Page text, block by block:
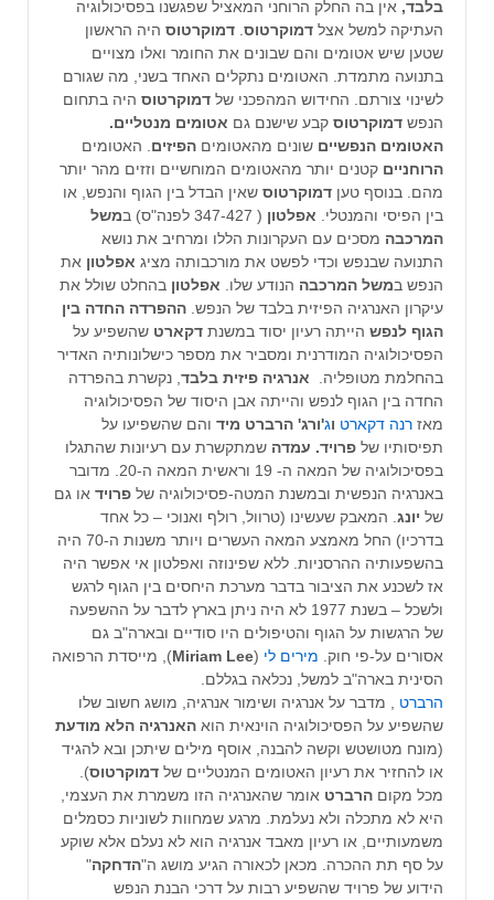
בלבד, אין בה החלק הרוחני המאציל שפגשנו בפסיכולוגיה
העתיקה למשל אצל דמוקרטוס דמוקרטוס היה הראשון
שטען שיש אטומים והם שבונים את החומר ואלו מצויים
בתנועה מתמדת. האטומים נתקלים האחד בשני, מה שגורם
לשינוי צורתם. החידוש המהפכני של דמוקרטוס היה בתחום
הנפש דמוקרטוס קבע שישנם גם אטומים מנטליים.
האטומים הנפשיים שונים מהאטומים הפיזים . האטומים
הרוחניים קטנים יותר מהאטומים המוחשיים וזזים מהר יותר
מהם. בנוסף טען דמוקרטוס שאין הבדל בין הגוף והנפש, או
בין הפיסי והמנטלי. אפלטון ( 347-427 לפנה"ס) ב
משל
המרכבה מסכים עם העקרונות הללו ומרחיב את נושא
התנועה שבנפש וכדי לפשט את מורכבותה מציג אפלטון את
הנפש במשל המרכבה הנודע שלו. אפלטון בהחלט שולל את
עיקרון האנרגיה הפיזית בלבד של הנפש. ההפרדה החדה בין
הגוף לנפש הייתה רעיון יסוד במשנת דקארט שהשפיע על
הפסיכולוגיה המודרנית ומסביר את מספר כישלונותיה האדיר
בהחלמת מטופליה. אנרגיה פיזית בלבד , נקשרת בהפרדה
החדה בין הגוף לנפש והייתה אבן היסוד של הפסיכולוגיה
מאז רנה דקארט וג'ורג' הרברט מיד והם שהשפיעו על
תפיסותיו של פרויד. עמדה שמתקשרת עם רעיונות שהתגלו
בפסיכולוגיה של המאה ה- 19 וראשית המאה ה-20. מדובר
באנרגיה הנפשית ובמשנת המטה-פסיכולוגיה של פרויד או גם
של יונג . המאבק שעשינו (טרוול, רולף ואנוכי – כל אחד
בדרכיו) החל מאמצע המאה העשרים ויותר משנות ה-70 היה
בהשפעותיה ההרסניות. ללא שפינוזה ואפלטון אי אפשר היה
אז לשכנע את הציבור בדבר מערכת היחסים בין הגוף לרגש
ולשכל – בשנת 1977 לא היה ניתן בארץ לדבר על ההשפעה
של הרגשות על הגוף והטיפולים היו סודיים ובארה"ב גם
אסורים על-פי חוק. מירים לי (
Miriam Lee
),
מייסדת הרפואה
הסינית בארה"ב למשל, נכלאה בגללם.
הרברט
, מדבר על אנרגיה ושימור אנרגיה, מושג חשוב שלו
שהשפיע על הפסיכולוגיה הוינאית הוא האנרגיה הלא מודעת
(מונח מטושטש וקשה להבנה, אוסף מילים שיתכן ובא להגיד
או להחזיר את רעיון האטומים המנטליים של דמוקרטוס).
מכל מקום הרברט אומר שהאנרגיה הזו משמרת את העצמי,
היא לא מתכלה ולא נעלמת. מרגע שמחוות לשוניות כסמלים
משמעותיים, או רעיון מאבד אנרגיה הוא לא נעלם אלא שוקע
על סף תת ההכרה. מכאן לכאורה הגיע מושג ה"הדחקה"
הידוע של פרויד שהשפיע רבות על דרכי הבנת הנפש